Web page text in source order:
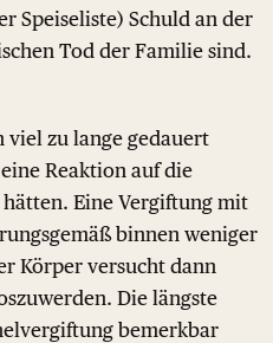
Speiseliste) Schuld an der
Tod der Familie sind.
viel zu lange gedauert
Reaktion auf die
hätten. Eine Vergiftung mit
binnen weniger
Körper versucht dann
Die längste
bemerkbar